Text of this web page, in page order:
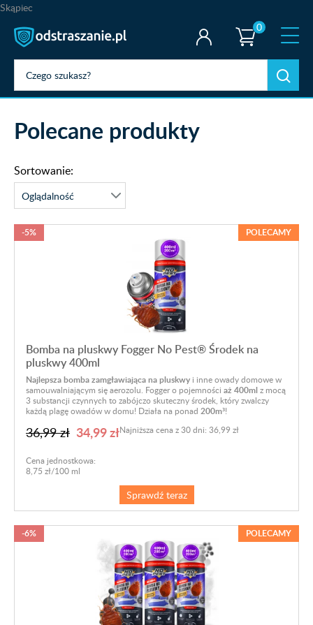
Skąpiec
0
Polecane produkty
Sortowanie:
Bomba na pluskwy Fogger No Pest® Środek na
pluskwy 400ml
-5% POLECAMY
Najlepsza bomba zamgławiająca na pluskwy i inne owady domowe w
samouwalniającym się aerozolu. Fogger o pojemności aż 400mlz mocą
3 substancji czynnych to zabójczo skuteczny środek, który zwalczy
każdą plagę owadów w domu! Działa na ponad 200m³!
36,99 zł 34,99 zł
Cena jednostkowa:
8,75 zł/100 ml
Najniższa cena z 30 dni: 36,99 zł
Sprawdź teraz
-6% POLECAMY